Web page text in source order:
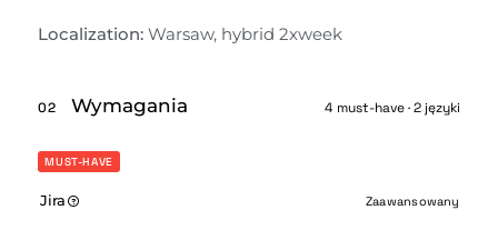
Localization: Warsaw, hybrid 2xweek
02 Wymagania 4 must-have · 2 języki
MUST-HAVE
Jira Zaawansowany